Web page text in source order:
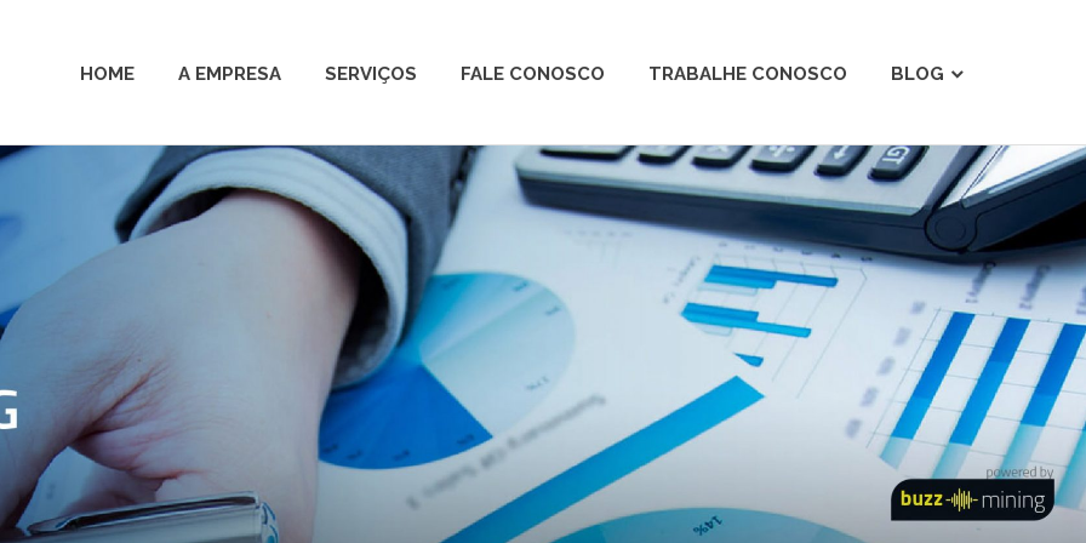
HOME A EMPRESA SERVIÇOS FALE CONOSCO TRABALHE CONOSCO BLOG